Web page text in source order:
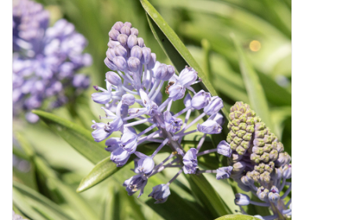
Schaduwplanten
Aanbiedingen
Bodemverbetering
Overige producten
Advies